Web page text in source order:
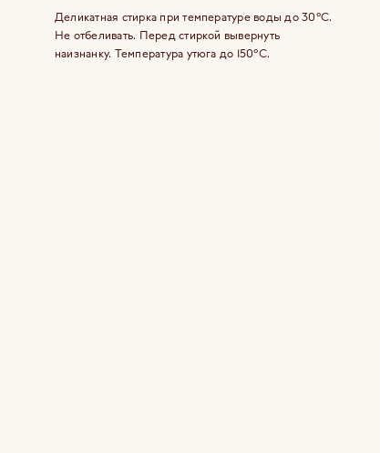
Деликатная стирка при температуре воды до 30°C.
Не отбеливать. Перед стиркой вывернуть
наизнанку. Температура утюга до 150°C.